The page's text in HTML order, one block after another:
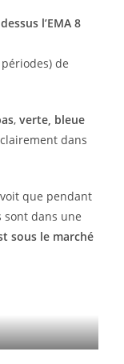
l’EMA 8
de
,verte, bleue
dans
que pendant
sont dans une
sous le marché